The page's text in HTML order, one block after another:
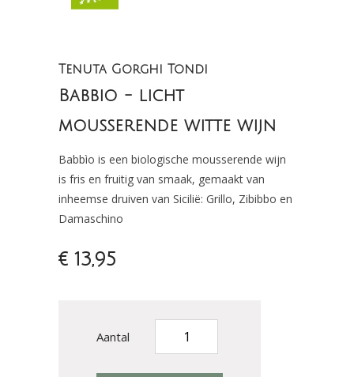
Tenuta Gorghi Tondi
Babbio - licht
mousserende witte wijn
Babbìo is een biologische mousserende wijn
is fris en fruitig van smaak, gemaakt van
inheemse druiven van Sicilië: Grillo, Zibibbo en
Damaschino
€ 13,95
Aantal